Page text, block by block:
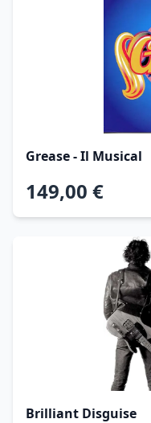
Grease - Il Musical
149,00 €
Brilliant Disguise